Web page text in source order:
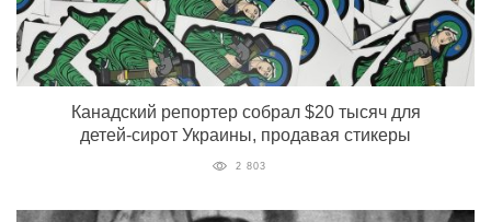
Канадский репортер собрал $20 тысяч для
детей-сирот Украины, продавая стикеры
2 803